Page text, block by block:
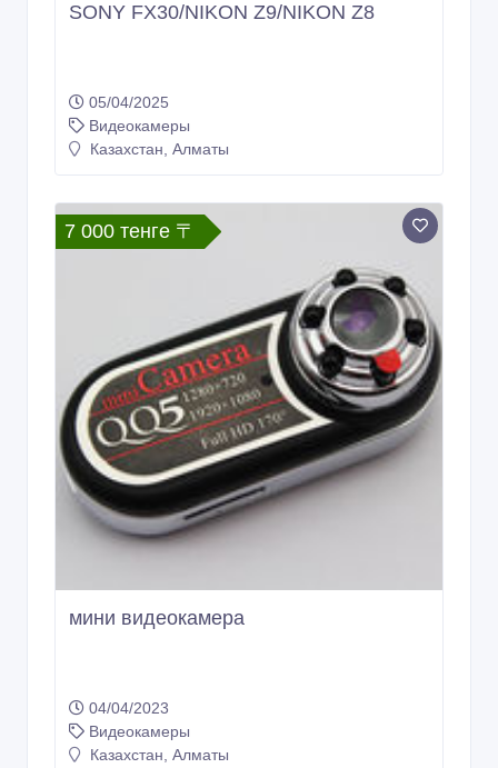
SONY FX30/NIKON Z9/NIKON Z8
05/04/2025
Видеокамеры
Казахстан, Алматы
7 000 тенге 〒
мини видеокамера
04/04/2023
Видеокамеры
Казахстан, Алматы